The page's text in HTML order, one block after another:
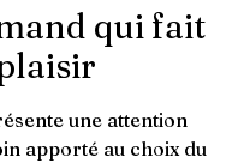
qui fait
une attention
apporté au choix du